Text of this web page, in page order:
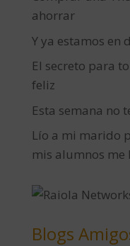
ahorrar
Y ya estamos en
El secreto para
feliz
Esta semana no
Lío a mi marido
mis alumnos me
Blogs